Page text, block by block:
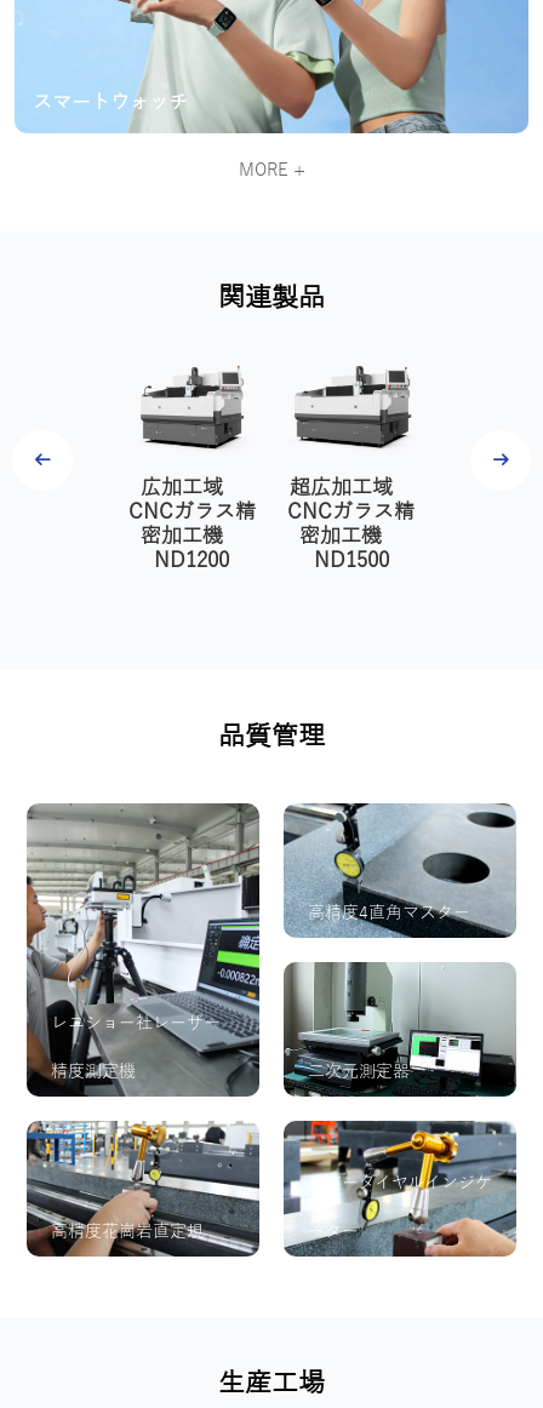
スマートウォッチ
MORE +
関連製品
広加工域
CNCガラス精
密加工機
ND1200
超広加工域
CNCガラス精
密加工機
ND1500
品質管理
レニショー社レーザー
精度測定機
高精度4直角マスター
二次元測定器
高精度花崗岩直定規
レバーダイヤルインジケ
ーター
生産工場